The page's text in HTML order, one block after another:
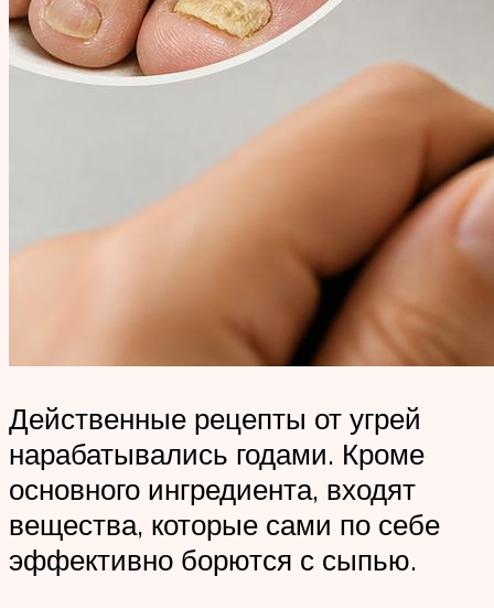
Действенные рецепты от угрей
нарабатывались годами. Кроме
основного ингредиента, входят
вещества, которые сами по себе
эффективно борются с сыпью.